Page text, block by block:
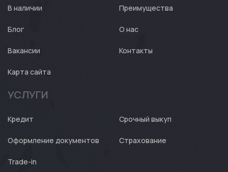
В наличии Преимущества
Блог О нас
Вакансии Контакты
Карта сайта
УСЛУГИ
Кредит Срочный выкуп
Оформление документов Страхование
Trade-in